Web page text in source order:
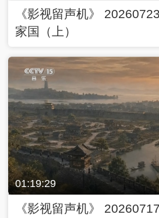
《影视留声机》
家国（上）
01:19:29
《影视留声机》